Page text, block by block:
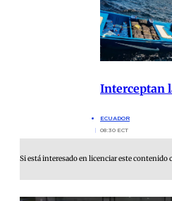
Interceptan
ECUADOR
08:30 ECT
Si está interesado en licenciar este contenido